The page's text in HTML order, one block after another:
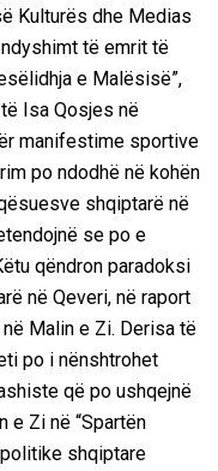
Kulturës dhe Medias
të emrit të
e Malësisë”,
Isa Qosjes në
manifestime sportive
po ndodhë në kohën
shqiptarë në
se po e
qëndron paradoksi
në Qeveri, në raport
Malin e Zi. Derisa të
po i nënshtrohet
që po ushqejnë
e Zi në “Spartën
shqiptare